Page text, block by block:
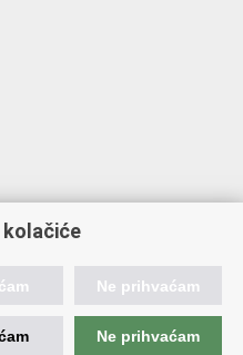
Hrvatske
RH
kolačiće
Ne prihvaćam
Ne prihvaćam